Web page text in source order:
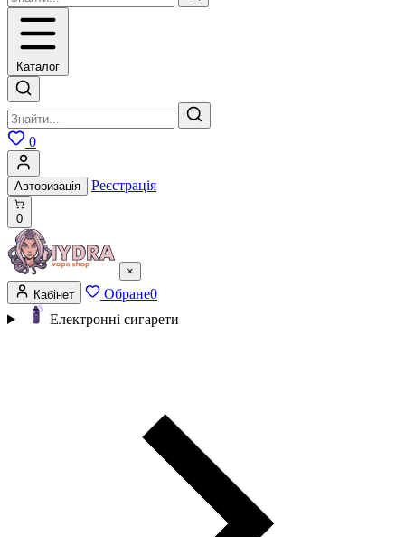
Каталог
0
Авторизація Реєстрація
0
×
Кабінет
Обране0
Електронні сигарети